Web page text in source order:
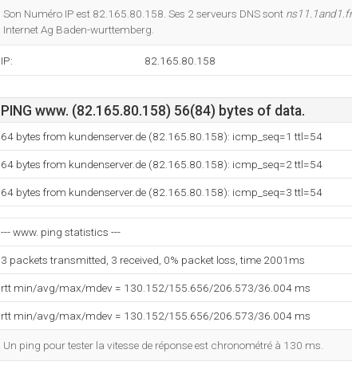
Son Numéro IP est 82.165.80.158. Ses 2 serveurs DNS sont ns11.1and1.fr
Internet Ag Baden-wurttemberg.
IP: 82.165.80.158
PING www. (82.165.80.158) 56(84) bytes of data.
64 bytes from kundenserver.de (82.165.80.158): icmp_seq=1 ttl=54
64 bytes from kundenserver.de (82.165.80.158): icmp_seq=2 ttl=54
64 bytes from kundenserver.de (82.165.80.158): icmp_seq=3 ttl=54
--- www. ping statistics ---
3 packets transmitted, 3 received, 0% packet loss, time 2001ms
rtt min/avg/max/mdev = 130.152/155.656/206.573/36.004 ms
rtt min/avg/max/mdev = 130.152/155.656/206.573/36.004 ms
Un ping pour tester la vitesse de réponse est chronométré à 130 ms.